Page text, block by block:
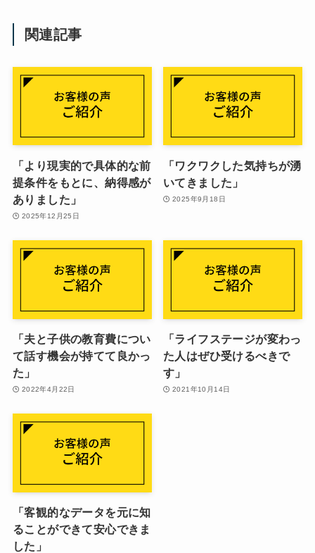
関連記事
「より現実的で具体的な前
提条件をもとに、納得感が
ありました」
2025年12月25日
「ワクワクした気持ちが湧
いてきました」
2025年9月18日
「夫と子供の教育費につい
て話す機会が持てて良かっ
た」
2022年4月22日
「ライフステージが変わっ
た人はぜひ受けるべきで
す」
2021年10月14日
「客観的なデータを元に知
ることができて安心できま
した」